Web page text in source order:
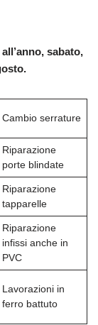
sabato,
Cambio serrature
Riparazione
porte blindate
Riparazione
tapparelle
Riparazione
infissi anche in
PVC
Lavorazioni in
ferro battuto